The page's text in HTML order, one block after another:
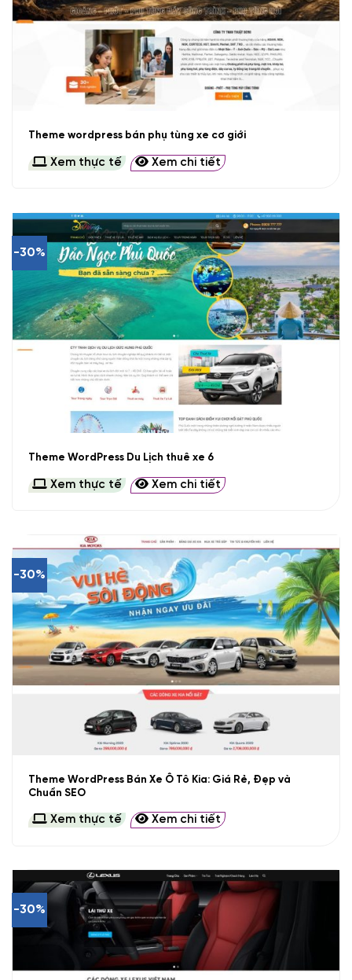
Theme wordpress bán phụ tùng xe cơ giới
Xem thực tế Xem chi tiết
-30%
Theme WordPress Du Lịch thuê xe 6
Xem thực tế Xem chi tiết
-30%
Theme WordPress Bán Xe Ô Tô Kia: Giá Rẻ, Đẹp và
Chuẩn SEO
Xem thực tế Xem chi tiết
-30%